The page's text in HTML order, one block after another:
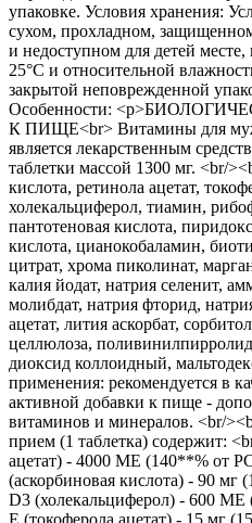
упаковке. Условия хранения:
сухом, прохладном,
и недоступном для детей
25°С и относительной
закрытой неповрежденной
Особенности:
К ПИЩЕ<br> Витамины для
является лекарственным
таблетки массой 1300 мг. <br/
кислота, ретинола ацетат,
холекальциферол, тиамин,
пантотеновая кислота,
кислота, цианокобаламин,
цитрат, хрома пиколинат,
калия йодат, натрия селенит,
молибдат, натрия фторид,
ацетат, лития аскорбат,
целлюлоза,
диоксид коллоидный,
применения: рекомендуется в
активной добавки к пище -
витаминов и минералов. <br/
прием (1 таблетка) содержит:
ацетат) - 4000 МЕ (140**% от
(аскорбиновая кислота) - 90
D3 (холекальциферол) - 600
Е (токоферола ацетат) - 15 мг